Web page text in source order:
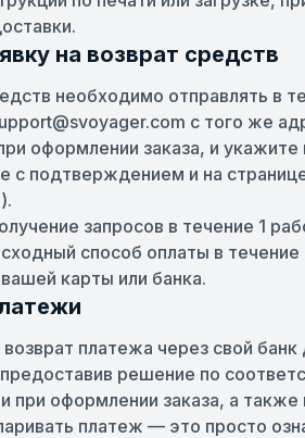
на возврат средств
необходимо отправлять в
с того же
оформлении заказа, и
с подтверждением и на
запросов в течение 1
способ оплаты в
карты или банка.
платежа через свой
решение по
при оформлении заказа, а
платеж — это просто